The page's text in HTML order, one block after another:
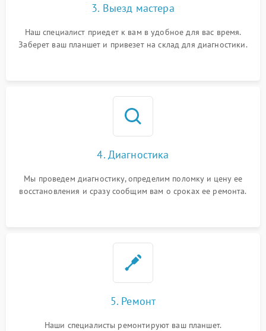
3. Выезд мастера
Наш специалист приедет к вам в удобное для вас время.
Заберет ваш планшет и привезет на склад для диагностики.
4. Диагностика
Мы проведем диагностику, определим поломку и цену ее
восстановления и сразу сообщим вам о сроках ее ремонта.
5. Ремонт
Наши специалисты ремонтируют ваш планшет.